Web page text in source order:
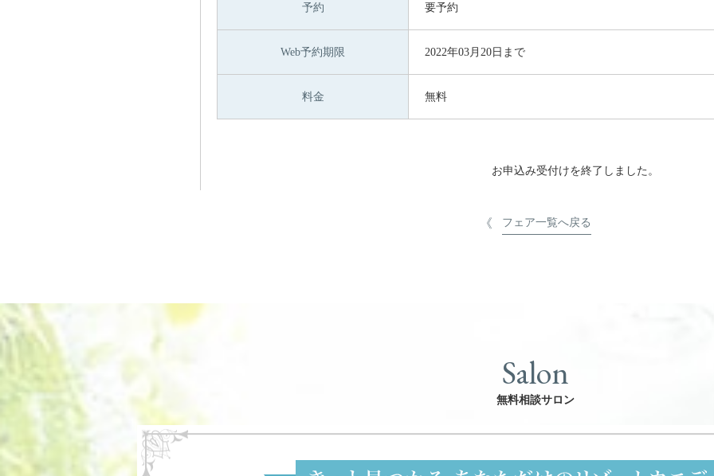
予約 要予約
Web予約期限 2022年03月20日まで
料金 無料
お申込み受付けを終了しました。
フェア一覧へ戻る
Salon
無料相談サロン